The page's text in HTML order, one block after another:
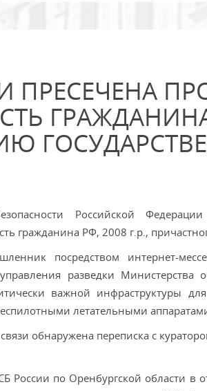
ПРЕСЕЧЕНА
Российской
гражданина РФ, 2008 г.р.,
посредством интернет-
управления разведки
важной инфраструктуры
летательными
связи обнаружена переписка с
России по Оренбургской области в